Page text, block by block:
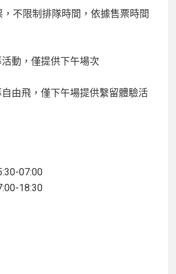
不限制排隊時間，依據售票時間
動，僅提供下午場次
由飛，僅下午場提供繫留體驗活
07:00
18:30